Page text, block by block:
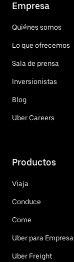
Empresa
Quiénes somos
Lo que ofrecemos
Sala de prensa
Inversionistas
Blog
Uber Careers
Productos
Viaja
Conduce
Come
Uber para
Uber Freight